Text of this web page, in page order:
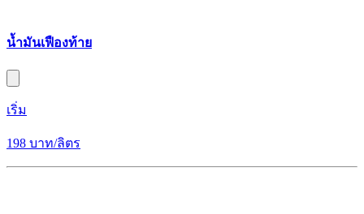
น้ำมันเฟืองท้าย
เริ่ม
198 บาท/ลิตร